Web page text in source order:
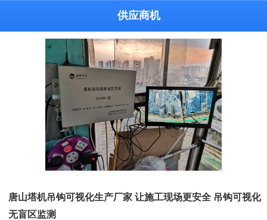
供应商机
唐山塔机吊钩可视化生产厂家 让施工现场更安全 吊钩可视化
无盲区监测